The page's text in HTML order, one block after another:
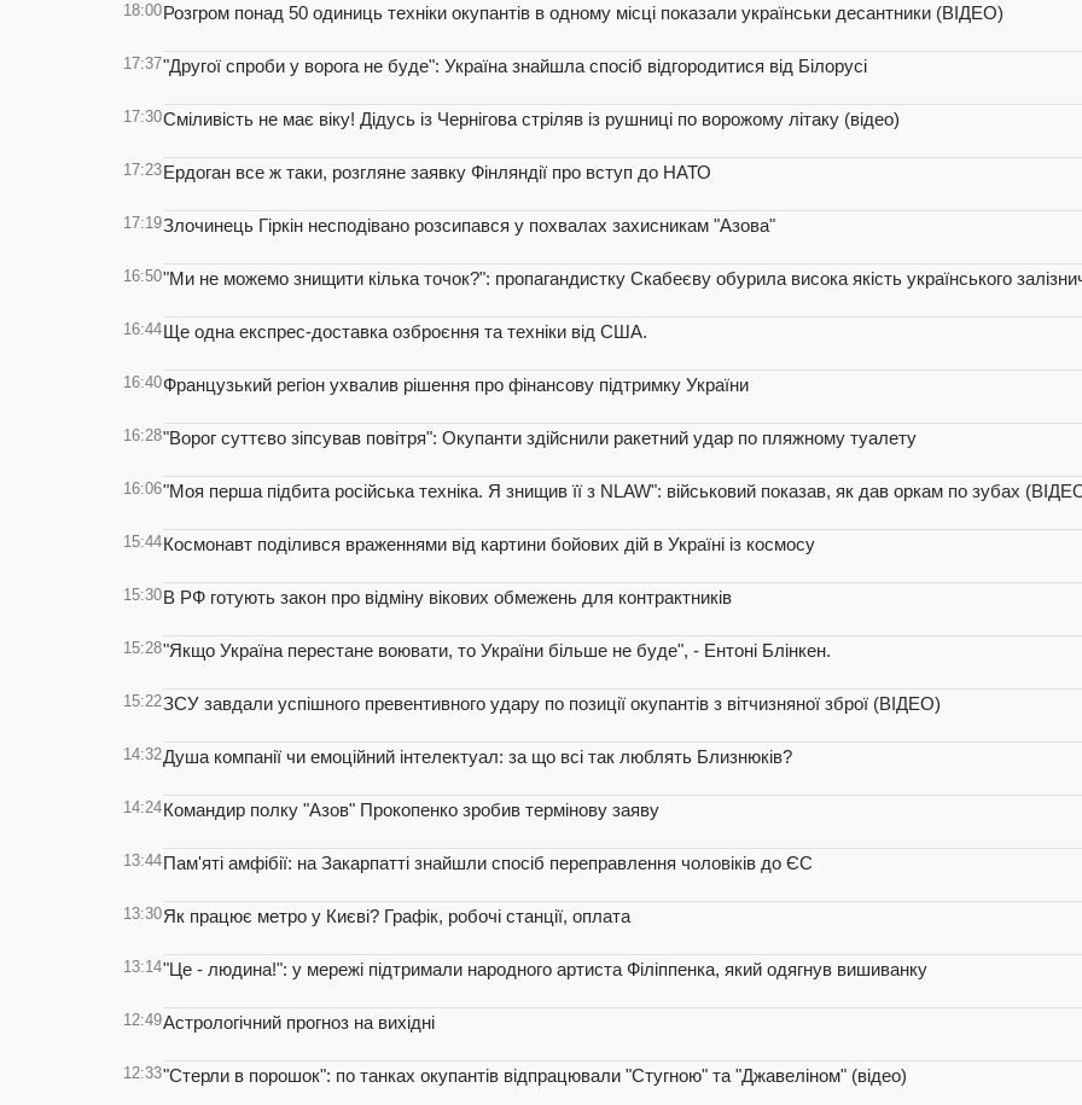
18:00Розгром понад 50 одиниць техніки окупантів в одному місці показали українськи десантники (ВІДЕО)
17:37"Другої спроби у ворога не буде": Україна знайшла спосіб відгородитися від Білорусі
17:30Сміливість не має віку! Дідусь із Чернігова стріляв із рушниці по ворожому літаку (відео)
17:23Ердоган все ж таки, розгляне заявку Фінляндії про вступ до НАТО
17:19Злочинець Гіркін несподівано розсипався у похвалах захисникам "Азова"
16:50"Ми не можемо знищити кілька точок?": пропагандистку Скабеєву обурила висока якість українського
16:44Ще одна експрес-доставка озброєння та техніки від США.
16:40Французький регіон ухвалив рішення про фінансову підтримку України
16:28"Ворог суттєво зіпсував повітря": Окупанти здійснили ракетний удар по пляжному туалету
16:06"Моя перша підбита російська техніка. Я знищив її з NLAW": військовий показав, як дав оркам по зубах
15:44Космонавт поділився враженнями від картини бойових дій в Україні із космосу
15:30В РФ готують закон про відміну вікових обмежень для контрактників
15:28"Якщо Україна перестане воювати, то України більше не буде", - Ентоні Блінкен.
15:22ЗСУ завдали успішного превентивного удару по позиції окупантів з вітчизняної зброї (ВІДЕО)
14:32Душа компанії чи емоційний інтелектуал: за що всі так люблять Близнюків?
14:24Командир полку "Азов" Прокопенко зробив термінову заяву
13:44Пам'яті амфібії: на Закарпатті знайшли спосіб переправлення чоловіків до ЄС
13:30Як працює метро у Києві? Графік, робочі станції, оплата
13:14"Це - людина!": у мережі підтримали народного артиста Філіппенка, який одягнув вишиванку
12:49Астрологічний прогноз на вихідні
12:33"Стерли в порошок": по танках окупантів відпрацювали "Стугною" та "Джавеліном" (відео)